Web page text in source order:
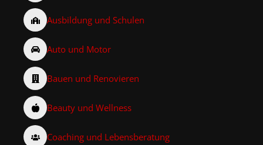
Ausbildung und Schulen
Auto und Motor
Bauen und Renovieren
Beauty und Wellness
Coaching und Lebensberatung